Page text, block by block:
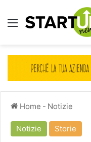
Menu
Home - Notizie
Notizie Storie